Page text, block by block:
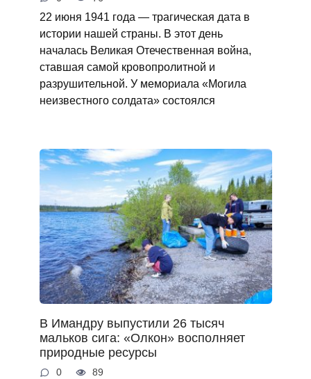
22 июня 1941 года — трагическая дата в
истории нашей страны. В этот день
началась Великая Отечественная война,
ставшая самой кровопролитной и
разрушительной. У мемориала «Могила
неизвестного солдата» состоялся
В Имандру выпустили 26 тысяч
мальков сига: «Олкон» восполняет
природные ресурсы
0 89